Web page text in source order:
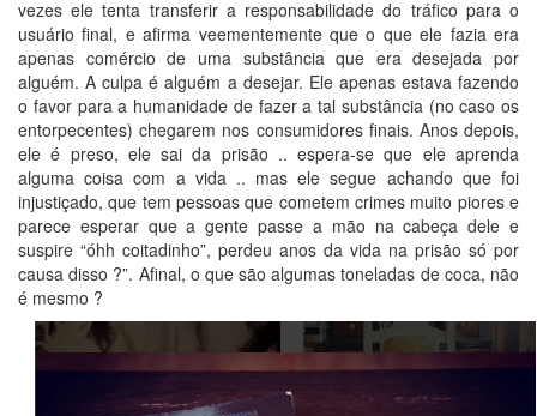
vezes ele tenta transferir a responsabilidade do tráfico para o
usuário final, e afirma veementemente que o que ele fazia era
apenas comércio de uma substância que era desejada por
alguém. A culpa é alguém a desejar. Ele apenas estava fazendo
o favor para a humanidade de fazer a tal substância (no caso os
entorpecentes) chegarem nos consumidores finais. Anos depois,
ele é preso, ele sai da prisão .. espera-se que ele aprenda
alguma coisa com a vida .. mas ele segue achando que foi
injustiçado, que tem pessoas que cometem crimes muito piores e
parece esperar que a gente passe a mão na cabeça dele e
suspire “óhh coitadinho”, perdeu anos da vida na prisão só por
causa disso ?”. Afinal, o que são algumas toneladas de coca, não
é mesmo ?